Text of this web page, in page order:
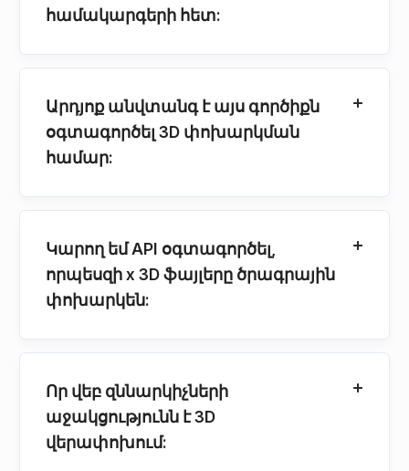
համակարգերի հետ:
Արդյոք անվտանգ է այս գործիքն
օգտագործել 3D փոխարկման
համար:
Կարող եմ API օգտագործել,
որպեսզի x 3D ֆայլերը ծրագրային
փոխարկեն:
Որ վեբ զննարկիչների
աջակցությունն է 3D
վերափոխում: